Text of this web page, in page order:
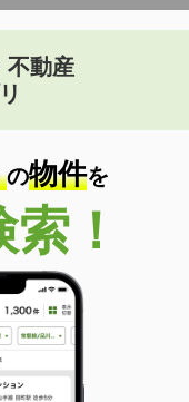
１
区滝道
不動産
の物件を
！